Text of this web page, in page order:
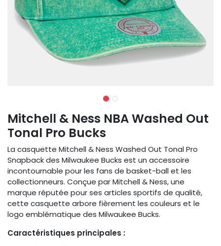
Mitchell & Ness NBA Washed Out
Tonal Pro Bucks
La casquette Mitchell & Ness Washed Out Tonal Pro
Snapback des Milwaukee Bucks est un accessoire
incontournable pour les fans de basket-ball et les
collectionneurs. Conçue par Mitchell & Ness, une
marque réputée pour ses articles sportifs de qualité,
cette casquette arbore fièrement les couleurs et le
logo emblématique des Milwaukee Bucks.​
Caractéristiques principales :